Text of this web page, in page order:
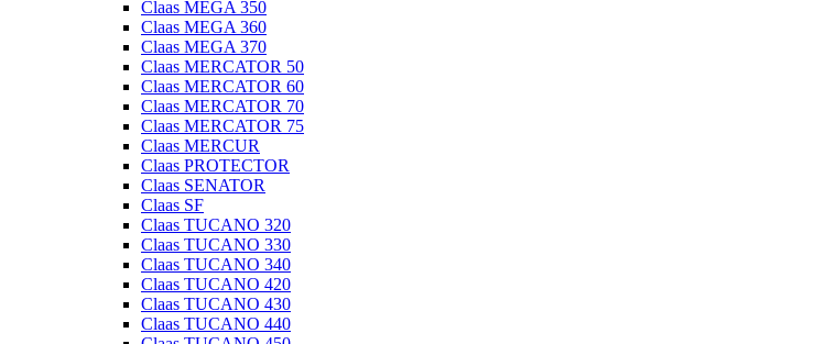
Claas MEGA 350
Claas MEGA 360
Claas MEGA 370
Claas MERCATOR 50
Claas MERCATOR 60
Claas MERCATOR 70
Claas MERCATOR 75
Claas MERCUR
Claas PROTECTOR
Claas SENATOR
Claas SF
Claas TUCANO 320
Claas TUCANO 330
Claas TUCANO 340
Claas TUCANO 420
Claas TUCANO 430
Claas TUCANO 440